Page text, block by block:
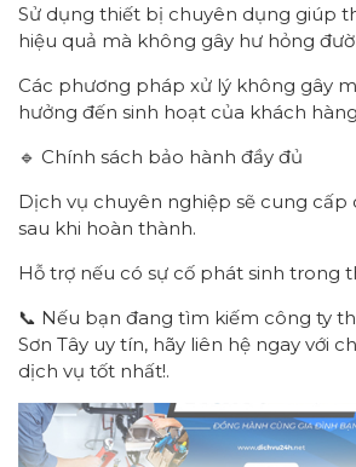
Sử dụng thiết bị chuyên dụng giúp
hiệu quả mà không gây hư hỏng
Các phương pháp xử lý không gây
hưởng đến sinh hoạt của khách
🔹 Chính sách bảo hành đầy đủ
Dịch vụ chuyên nghiệp sẽ cung cấp
sau khi hoàn thành.
Hỗ trợ nếu có sự cố phát sinh trong
📞 Nếu bạn đang tìm kiếm công ty
Sơn Tây uy tín, hãy liên hệ ngay với
dịch vụ tốt nhất!.